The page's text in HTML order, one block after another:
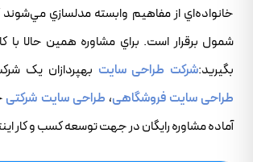
خانواده‌اي از مفاهيم وابسته مدلسازي مي‌شوند
شمول برقرار است. براي مشاوره همين حالا با
بگيريد:شرکت طراحی سایت بهپردازان یک
طراحی سایت فروشگاهی، طراحی سایت شرکتی
آماده مشاوره رایگان در جهت توسعه کسب و کار